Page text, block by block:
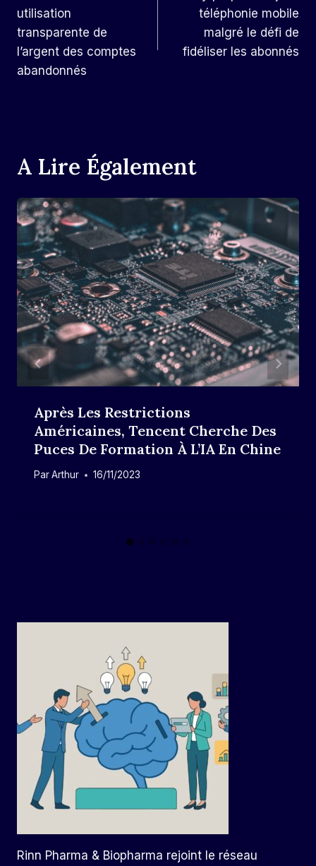
L’article
utilisation
transparente de
l’argent des comptes
abandonnés
téléphonie mobile
malgré le défi de
fidéliser les abonnés
A Lire Également
Après Les Restrictions
Américaines, Tencent Cherche Des
Puces De Formation À L’IA En Chine
ParArthur 16/11/2023
Rinn Pharma & Biopharma rejoint le réseau